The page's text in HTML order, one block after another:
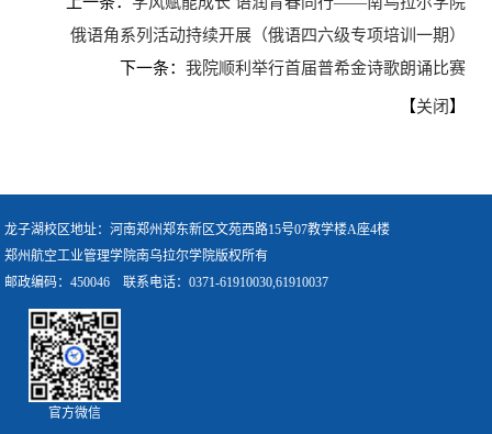
俄语角系列活动持续开展（俄语四六级专项培训一期）
下一条： 我院顺利举行首届普希金诗歌朗诵比赛
【关闭 】
龙子湖校区地址：河南郑州郑东新区文苑西路15号07教学楼A座4楼
郑州航空工业管理学院南乌拉尔学院版权所有
邮政编码：450046 联系电话：0371-61910030,61910037
官方微信